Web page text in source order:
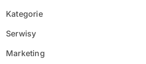
Kategorie
Serwisy
Marketing